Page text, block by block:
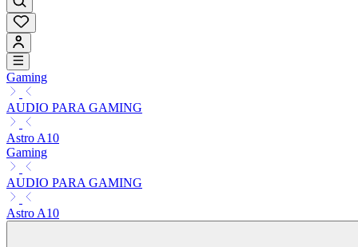
Gaming
AUDIO PARA GAMING
Astro A10
Gaming
AUDIO PARA GAMING
Astro A10